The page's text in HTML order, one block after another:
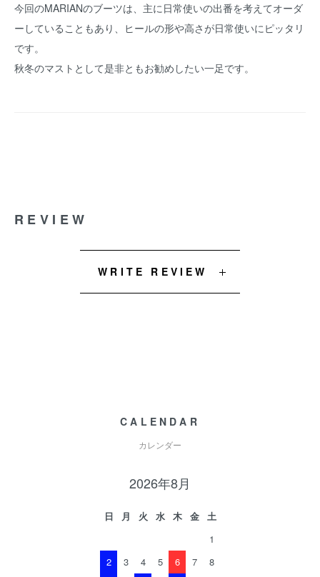
今回のMARIANのブーツは、主に日常使いの出番を考えてオーダ
ーしていることもあり、ヒールの形や高さが日常使いにピッタリ
です。
秋冬のマストとして是非ともお勧めしたい一足です。
REVIEW
WRITE REVIEW
CALENDAR
カレンダー
2026年8月
日 月 火 水 木 金
土
1
2
3 4 5 6 7
8